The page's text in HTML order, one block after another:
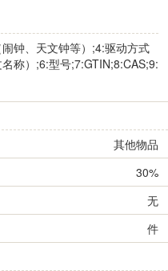
钟、天文钟等）;4:驱动方式
称）;6:型号;7:GTIN;8:CAS;9:
其他物品
30%
无
件